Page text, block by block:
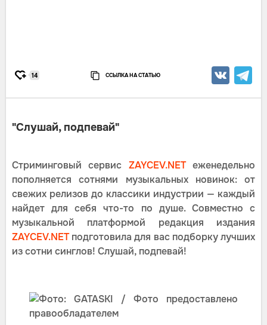
14 ССЫЛКА НА СТАТЬЮ
"Слушай, подпевай"
Стриминговый сервис ZAYCEV.NETеженедельно
пополняется сотнями музыкальных новинок: от
свежих релизов до классики индустрии — каждый
найдет для себя что-то по душе. Совместно с
музыкальной платформой редакция издания
ZAYCEV.NETподготовила для вас подборку лучших
из сотни синглов! Слушай, подпевай!